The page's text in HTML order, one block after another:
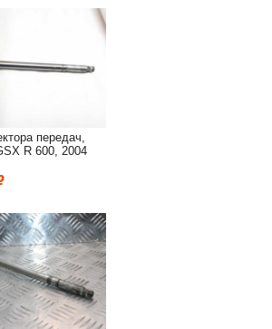
передач,
R 600, 2004